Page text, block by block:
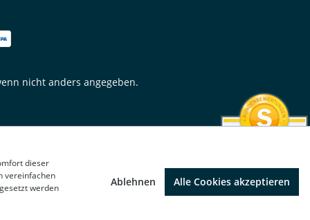
nicht anders angegeben.
dieser
vereinfachen
werden
Ablehnen Alle Cookies akzeptieren
aus 1310 Bewertungen